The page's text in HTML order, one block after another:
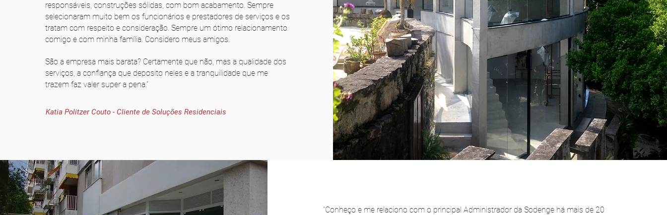
responsáveis, construções sólidas, com bom acabamento. Sempre
selecionaram muito bem os funcionários e prestadores de serviços e os
tratam com respeito e consideração. Sempre um ótimo relacionamento
comigo e com minha família. Considero meus amigos.
São a empresa mais barata? Certamente que não, mas a qualidade dos
serviços, a confiança que deposito neles e a tranquilidade que me
trazem faz valer super a pena."
Katia Politzer Couto - Cliente de Soluções Residenciais
"Conheço e me relaciono com o principal Administrador da Sodenge há mais de 20